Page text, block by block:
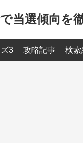
当選傾向を
3 攻略記事 検索